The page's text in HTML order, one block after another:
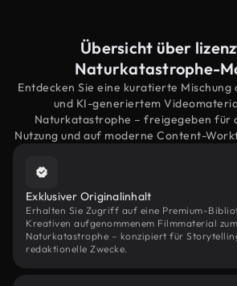
Übersicht über
Naturkatastrophe-
Entdecken Sie eine kuratierte Mischung
und KI-generiertem
Naturkatastrophe – freigegeben für
Nutzung und auf moderne Content-
Exklusiver Originalinhalt
Erhalten Sie Zugriff auf eine Premium-
Kreativen aufgenommenem Filmmaterial
Naturkatastrophe – konzipiert für
redaktionelle Zwecke.